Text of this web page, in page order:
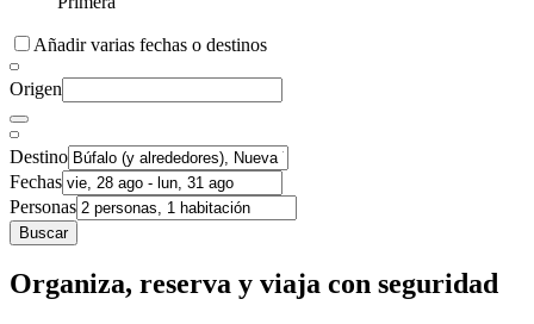
Añadir varias fechas o destinos
Origen
Destino
Fechas
Personas
Buscar
Organiza, reserva y viaja con seguridad